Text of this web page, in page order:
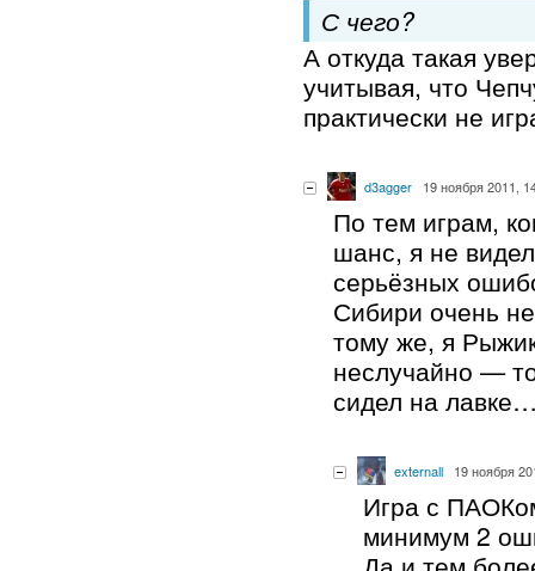
С чего?
А откуда такая
учитывая, что
практически не
d3agger 19 ноября 2011,
По тем играм,
шанс, я не
серьёзных
Сибири очень
тому же, я
неслучайно —
сидел на
externall 19 ноября
Игра с
минимум 2